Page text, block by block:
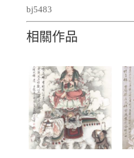
bj5483
相關作品